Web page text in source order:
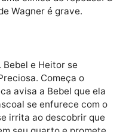
Helena sobre sua
Tony que teve uma
seu comportamento
Giovanni diz a Sérgio
na empresa, e